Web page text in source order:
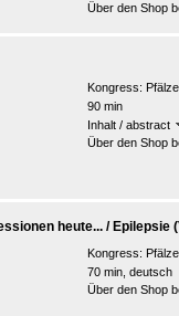
Über den Shop
Kongress:
90 min
Inhalt / abstract
Über den Shop
heute... / Epilepsie
Kongress:
70 min, deutsch
Über den Shop